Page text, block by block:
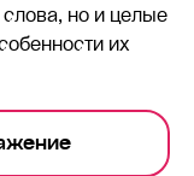
но и целые
их